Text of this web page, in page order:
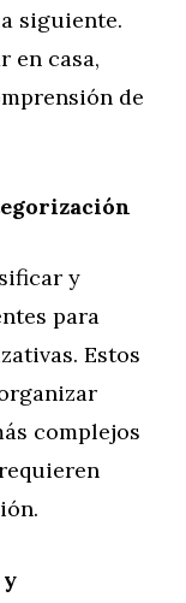
siguiente.
en casa,
de
y
para
Estos
complejos